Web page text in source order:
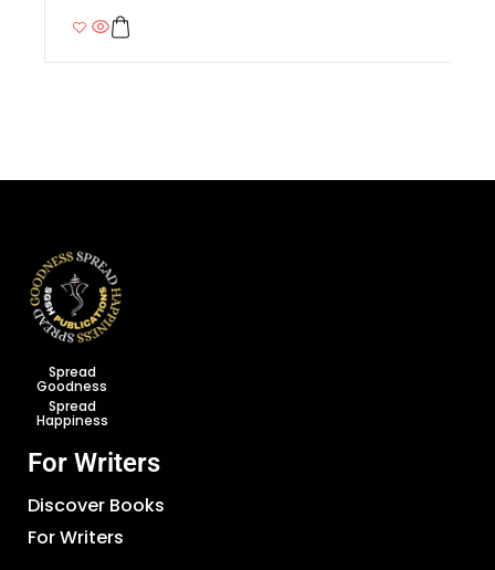
Spread
Goodness
Spread
Happiness
For Writers
Discover Books
For Writers